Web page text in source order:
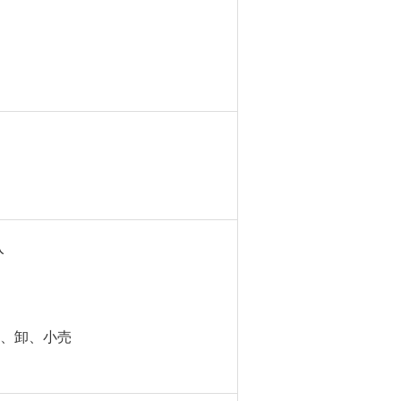
卸、小売